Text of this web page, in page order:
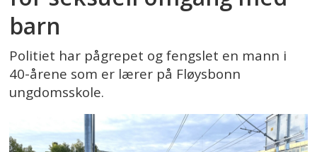
barn
Politiet har pågrepet og fengslet en mann i
40-årene som er lærer på Fløysbonn
ungdomsskole.